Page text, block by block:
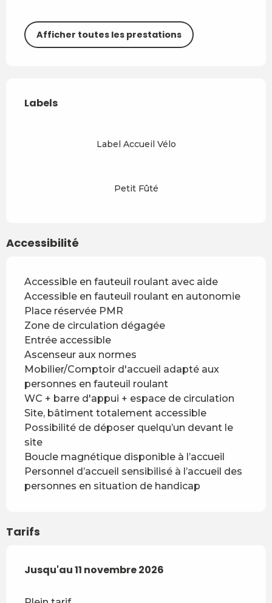
Afficher toutes les prestations
Labels
Labels
Label Accueil Vélo
Petit Fûté
Accessibilité
Accessible en fauteuil roulant avec aide
Accessible en fauteuil roulant en autonomie
Place réservée PMR
Zone de circulation dégagée
Entrée accessible
Ascenseur aux normes
Mobilier/Comptoir d'accueil adapté aux
personnes en fauteuil roulant
WC + barre d'appui + espace de circulation
Site, bâtiment totalement accessible
Possibilité de déposer quelqu’un devant le
site
Boucle magnétique disponible à l’accueil
Personnel d’accueil sensibilisé à l’accueil des
personnes en situation de handicap
Tarifs
Du2 janvier 2026au11 novembre 2026
Jusqu'au11 novembre 2026